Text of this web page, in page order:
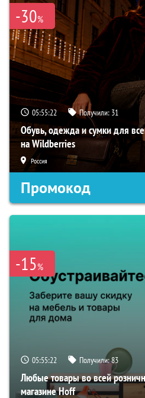
-30%
05:55:21 Получили: 31
Обувь, одежда и сумки для
на Wildberries
Россия
Промокод
-15%
05:55:21 Получили:83
Любые товары во всей
магазине Hoff